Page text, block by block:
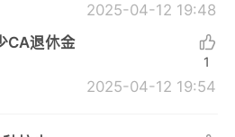
2025-04-12 19:48
CA退休金
2025-04-12 19:54
1